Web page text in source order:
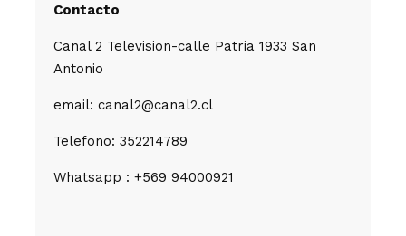
Contacto
Canal 2 Television-calle Patria 1933 San
Antonio
email: canal2@canal2.cl
Telefono: 352214789
Whatsapp : +569 94000921